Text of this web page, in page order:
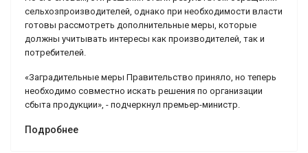
сельхозпроизводителей, однако при необходимости власти
готовы рассмотреть дополнительные меры, которые
должны учитывать интересы как производителей, так и
потребителей.
«Заградительные меры Правительство приняло, но теперь
необходимо совместно искать решения по организации
сбыта продукции», - подчеркнул премьер-министр.
Подробнее